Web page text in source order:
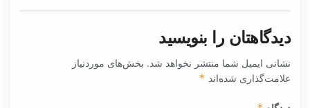
دیدگاهتان را بنویسید
نشانی ایمیل شما منتشر نخواهد شد. بخش‌های موردنیاز
علامت‌گذاری شده‌اند *